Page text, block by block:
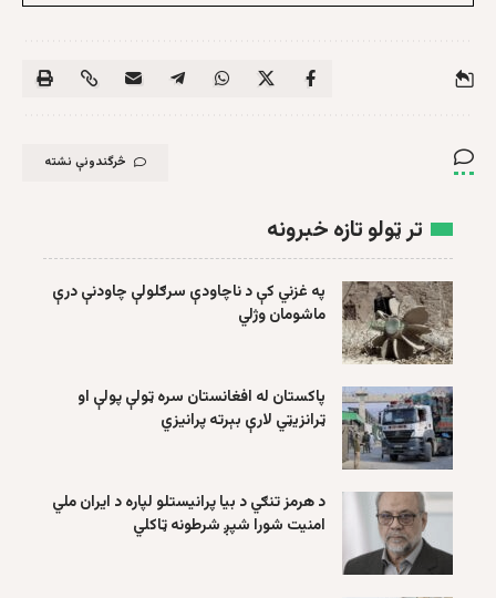
څرگندونې نشته
تر ټولو تازه خبرونه
په غزني کې د ناچاودې سرګلولې چاودنې درې
ماشومان وژلي
پاکستان له افغانستان سره ټولې پولې او
ټرانزیټي لارې بېرته پرانیزي
د هرمز تنګي د بیا پرانیستلو لپاره د ایران ملي
امنیت شورا شپږ شرطونه ټاکلي